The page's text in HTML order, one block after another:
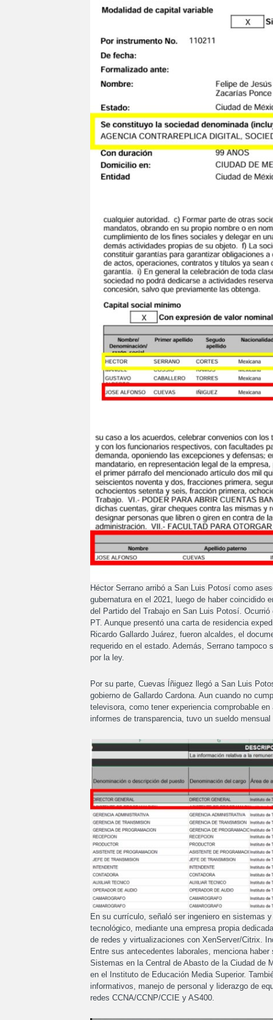
Héctor Serrano arribó a San Luis Potosí como
gubernatura en el 2021, luego de haber coincidido
del Partido del Trabajo en San Luis Potosí.
PT. Aunque presentó una carta de residencia
Ricardo Gallardo Juárez, fueron alcaldes, el
requerido en el estado. Además, Serrano
por la ley.
Por su parte, Cuevas Íñiguez llegó a San Luis
gobierno de Gallardo Cardona. Aun cuando no
televisora, como tener experiencia comprobable
informes de transparencia, tuvo un sueldo
En su currículo, señaló ser ingeniero en sistemas
tecnológico, mediante una empresa propia
de redes y virtualizaciones con XenServer/Citrix.
Entre sus antecedentes laborales, menciona
Sistemas en la Central de Abasto de la Ciudad de
en el Instituto de Educación Media Superior.
informativos, manejo de personal y liderazgo de
redes CCNA/CCNP/CCIE y AS400.